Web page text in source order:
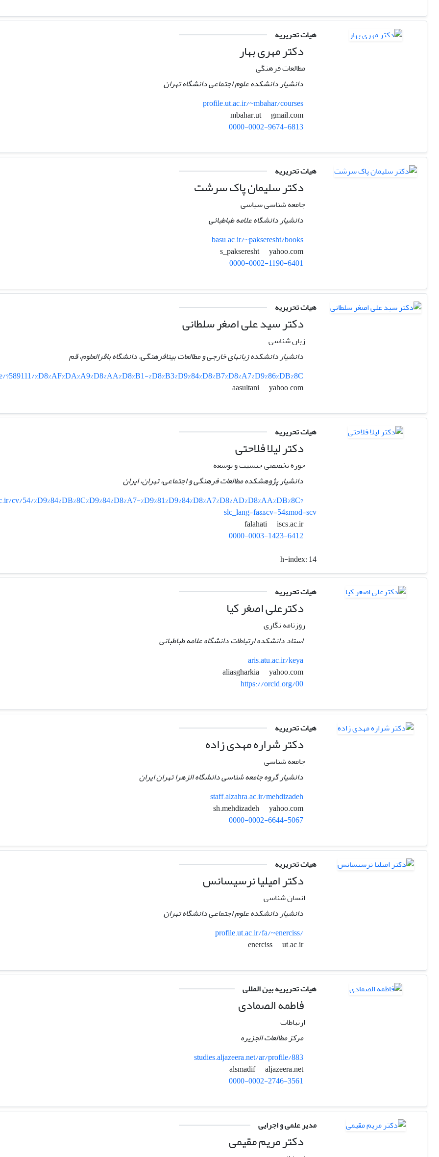
هیات تحریریه
دکتر مهری بهار
مطالعات فرهنگی
دانشیار دانشکده علوم اجتماعی دانشگاه تهران
profile.ut.ac.ir/~mbahar/courses
gmail.com
0000-0002-9674-6813
هیات تحریریه
دکتر سلیمان پاک سرشت
جامعه شناسی سیاسی
دانشیار دانشگاه علامه طباطبائی
basu.ac.ir/~pakseresht/books
yahoo.com
0000-0002-1190-6401
هیات تحریریه
دکتر سید علی اصغر سلطانی
زبان شناسی
دانشیار دانشکده زبانهای خارجی و مطالعات بینافرهنگی، دانشگاه باقرالعلوم، قم
%D8%AF%DA%A9%D8%AA%D8%B1-%D8%B3%D9%84%D8%B7%D8%A7%D9%86%DB%8C
yahoo.com
هیات تحریریه
دکتر لیلا فلاحتی
حوزه تخصصی جنسیت و توسعه
دانشیار پژوهشکده مطالعات فرهنگی و اجتماعی، تهران، ایران
cv/54/%D9%84%DB%8C%D9%84%D8%A7-%D9%81%D9%84%D8%A7%D8%AD%D8%AA%DB%8C?
slc_lang=fa&&cv=54&mod=scv
falahati
iscs.ac.ir
0000-0003-1423-6412
h-index:14
هیات تحریریه
دکترعلی اصغر کیا
روزنامه نگاری
استاد دانشکده ارتباطات دانشگاه علامه طباطبائی
aris.atu.ac.ir/keya
yahoo.com
https://orcid.org/00
هیات تحریریه
دکتر شراره مهدی زاده
جامعه شناسی
دانشیار گروه جامعه شناسی دانشگاه الزهرا تهران ایران
staff.alzahra.ac.ir/mehdizadeh
yahoo.com
0000-0002-6644-5067
هیات تحریریه
دکتر امیلیا نرسیسانس
انسان شناسی
دانشیار دانشکده علوم اجتماعی دانشگاه تهران
profile.ut.ac.ir/fa/~enerciss/
enerciss
ut.ac.ir
هیات تحریریه بین المللی
فاطمه الصمادی
ارتباطات
مرکز مطالعات الجزیره
studies.aljazeera.net/ar/profile/883
alsmadif
aljazeera.net
0000-0002-2746-3561
مدیر علمی و اجرایی
دکتر مریم مقیمی